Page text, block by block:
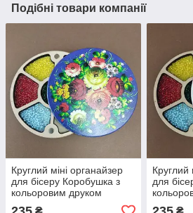
Подібні товари компанії
Круглий міні органайзер
для бісеру Коробушка з
кольоровим друком
(060166)
Круглий
для
(060167)